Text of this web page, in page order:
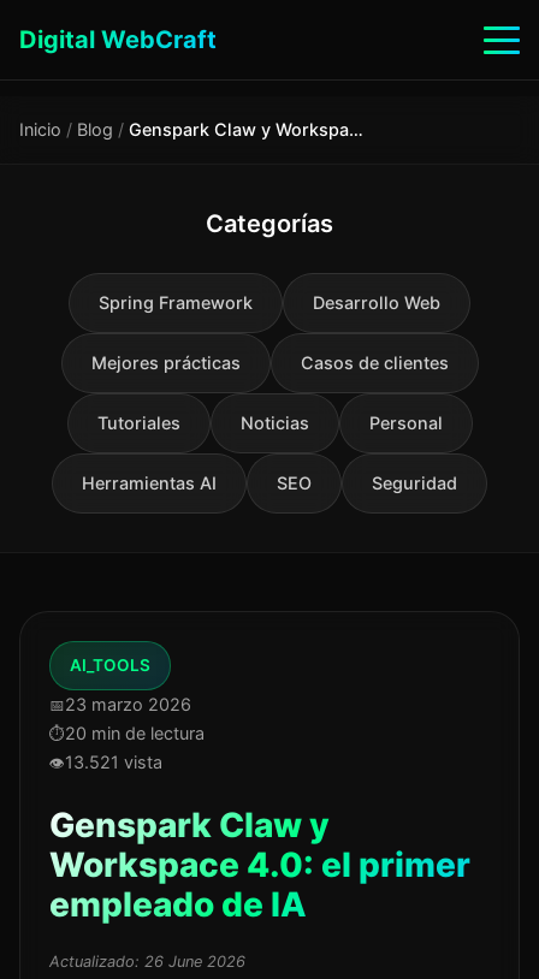
Digital WebCraft
Inicio / Blog / Genspark Claw y Workspace 4.0: el primer empleado de IA
Categorías
Spring Framework Desarrollo Web
Mejores prácticas Casos de clientes
Tutoriales Noticias Personal
Herramientas AI SEO Seguridad
AI_TOOLS
23 marzo 2026
20 min de lectura
13.521 vista
Genspark Claw y
Workspace 4.0: el primer
empleado de IA
Actualizado: 26 June 2026